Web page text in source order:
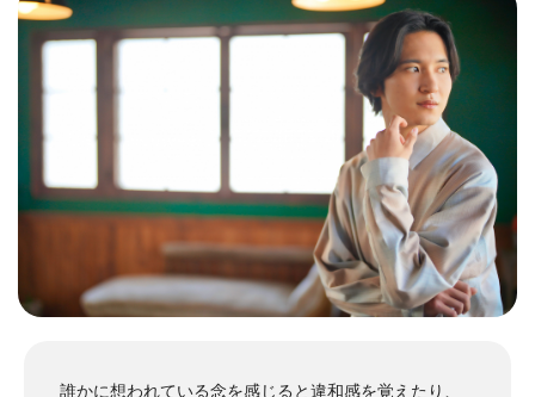
誰かに想われている念を感じると違和感を覚えたり、